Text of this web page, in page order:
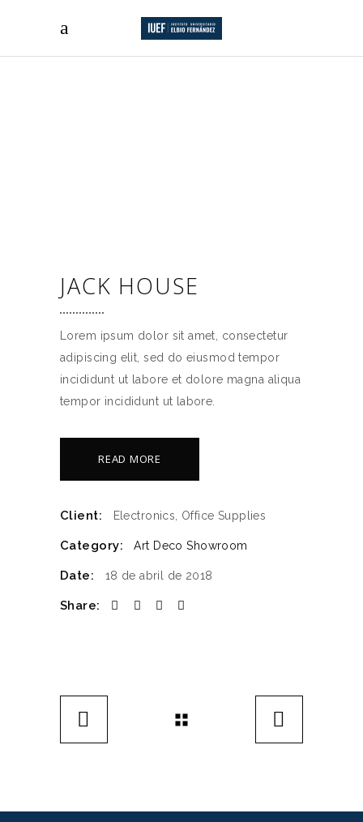
JACK HOUSE
Lorem ipsum dolor sit amet, consectetur
adipiscing elit, sed do eiusmod tempor
incididunt ut labore et dolore magna aliqua
tempor incididunt ut labore.
READ MORE
Client: Electronics, Office Supplies
Category: Art Deco Showroom
Date: 18 de abril de 2018
Share: